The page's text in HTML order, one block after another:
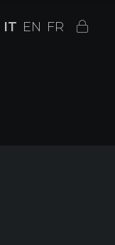
IT EN FR